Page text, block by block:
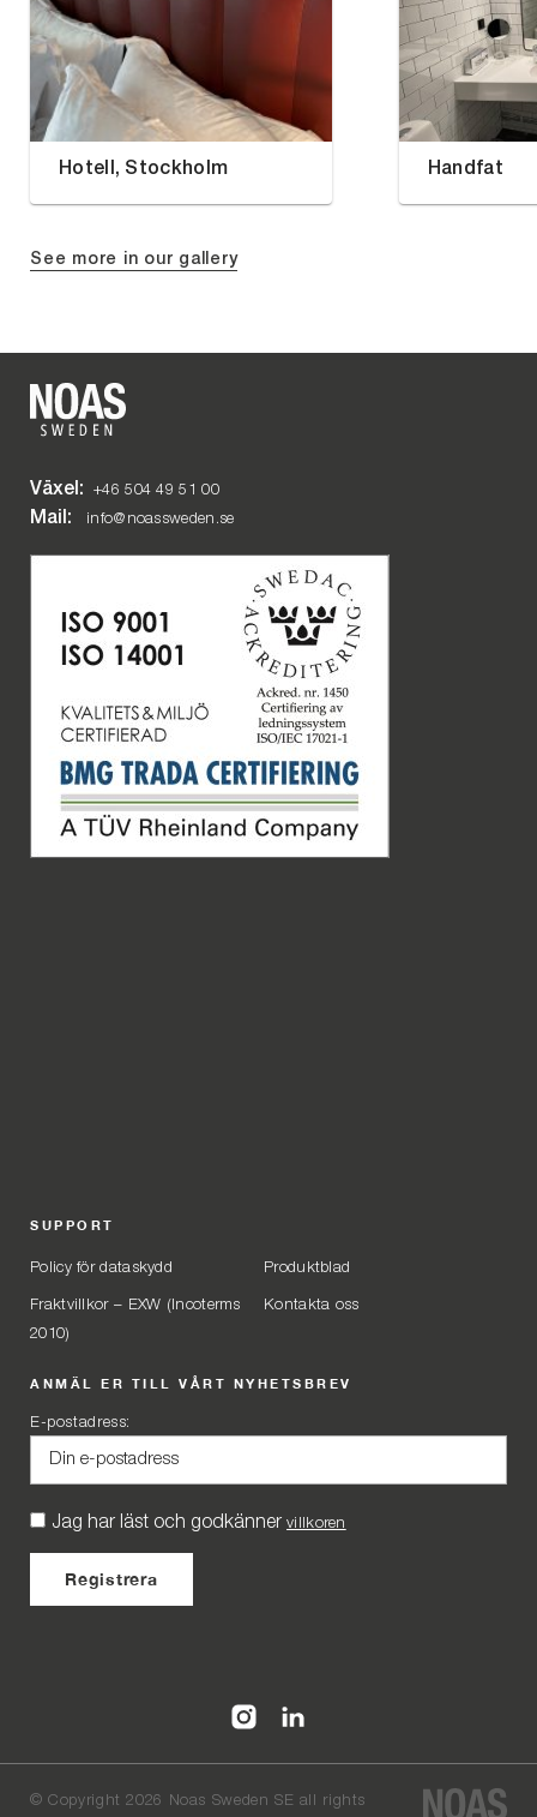
Hotell, Stockholm Handfat
See more in our gallery
Växel: +46 504 49 51 00
Mail: info@noassweden.se
SUPPORT
Policy för dataskydd Produktblad
Fraktvillkor – EXW (Incoterms
2010)
Kontakta oss
ANMÄL ER TILL VÅRT NYHETSBREV
E-postadress:
Jag har läst och godkänner villkoren
© Copyright 2026 Noas Sweden SE all rights